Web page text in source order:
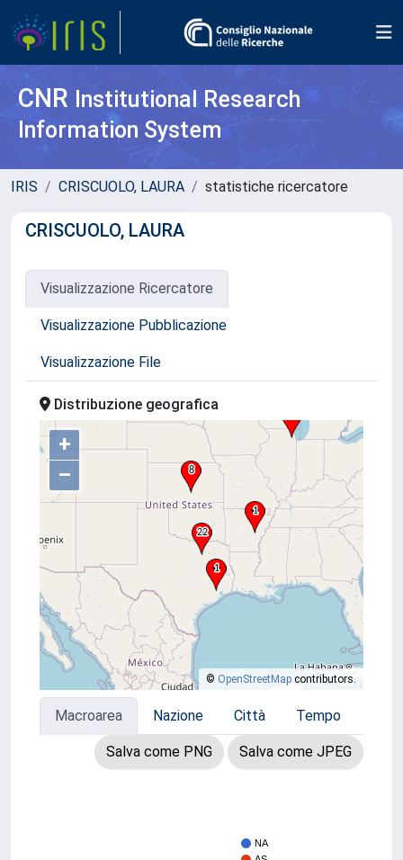
CNR Institutional Research
Information System
IRIS CRISCUOLO, LAURA statistiche ricercatore
CRISCUOLO, LAURA
Visualizzazione Ricercatore
Visualizzazione Pubblicazione
Visualizzazione File
Distribuzione geografica
+
–
© OpenStreetMap contributors.
Macroarea Nazione Città Tempo
Salva come PNG Salva come JPEG
NA